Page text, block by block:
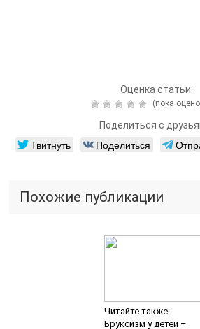
Оценка статьи:
(пока
Поделиться с
Твитнуть Поделиться
Похожие публикации
Читайте также:
Бруксизм у детей –